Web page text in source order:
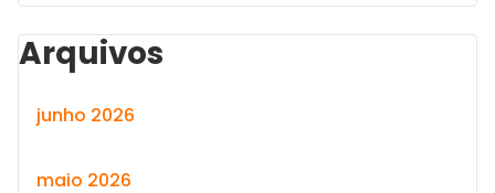
Arquivos
junho 2026
maio 2026